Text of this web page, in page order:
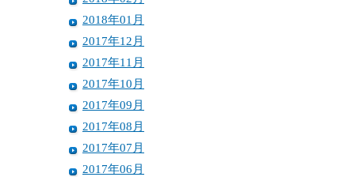
2018年01月
2017年12月
2017年11月
2017年10月
2017年09月
2017年08月
2017年07月
2017年06月